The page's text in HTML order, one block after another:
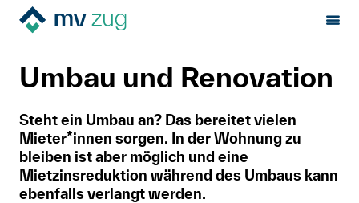
Hilfe von Fachleuten
Politik & Positionen
Umbau und Renovation
Umbau und Renovation
Steht ein Umbau an? Das bereitet vielen
Mieter*innen sorgen. In der Wohnung zu
bleiben ist aber möglich und eine
Mietzinsreduktion während des Umbaus kann
ebenfalls verlangt werden.